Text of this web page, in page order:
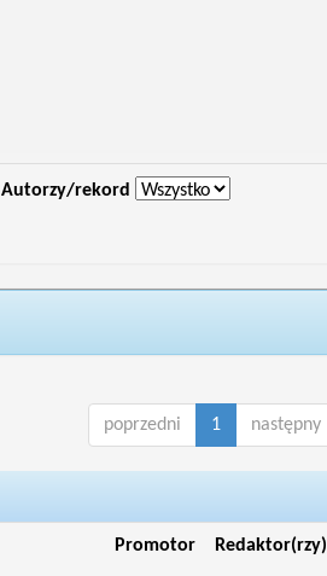
Autorzy/rekord
poprzedni 1 następny
Promotor Redaktor(rzy)